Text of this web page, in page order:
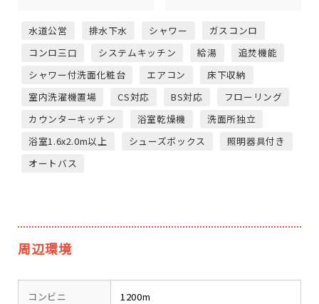
水道公営 排水下水 シャワー
ガスコンロ
コンロ三口
システムキッチン 給湯
追焚機能
シャワー付洗面化粧台
エアコン
床下収納
室内洗濯機置場
CS対応 BS対応
フローリング
カウンターキッチン
浴室乾燥機
洗面所独立
浴室1.6x2.0m以上
シューズボックス
照明器具付き
オートバス
周辺環境
コンビニ 1200m